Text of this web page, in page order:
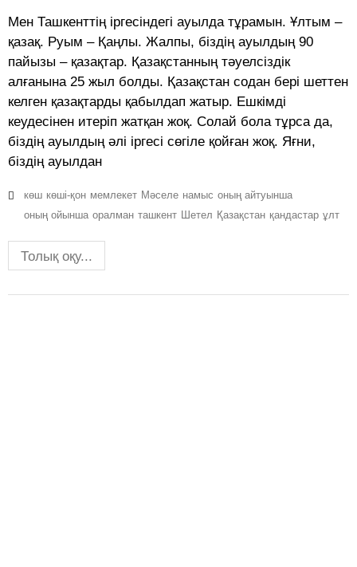
Мен Ташкенттiң iрге­сiндегi ауылда тұрамын. Ұлтым –
қазақ. Руым – Қаңлы. Жалпы, бiздiң ауылдың 90
пайызы – қазақтар. Қазақстанның тәуел­сiз­дiк
алғанына 25 жыл болды. Қазақстан содан берi шеттен
келген қа­зақтарды қабылдап жатыр. Ешкiмдi
кеудесiнен итерiп жатқан жоқ. Солай бола тұрса да,
бiздiң ауылдың әлi iргесi сөгiле қойған жоқ. Яғни,
бiздiң ауылдан
көш көші-қон мемлекет Мәселе намыс оның айтуынша
оның ойынша оралман ташкент Шетел Қазақстан қандастар ұлт
Толық оқу...